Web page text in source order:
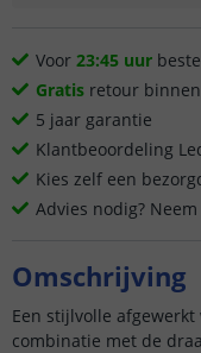
Voor 23:45 uur
Gratis retour
5 jaar garantie
Klantbeoordeling
Kies zelf een
Advies nodig? Neem
Omschrijving
Een stijlvolle
combinatie met de